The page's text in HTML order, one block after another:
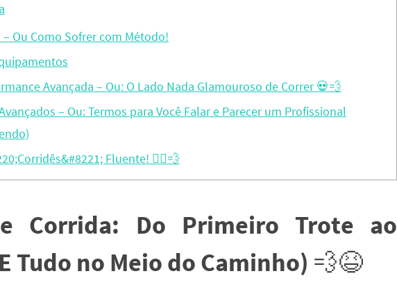
– Ou Como Sofrer com Método!
Avançada – Ou: O Lado Nada Glamouroso de Correr 💀💨
– Ou: Termos para Você Falar e Parecer um Profissional
Fluente! 🏃‍♂️💨
Corrida: Do Primeiro Trote ao
Tudo no Meio do Caminho) 💨😆